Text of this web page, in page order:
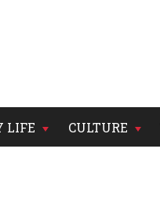
LIFE CULTURE